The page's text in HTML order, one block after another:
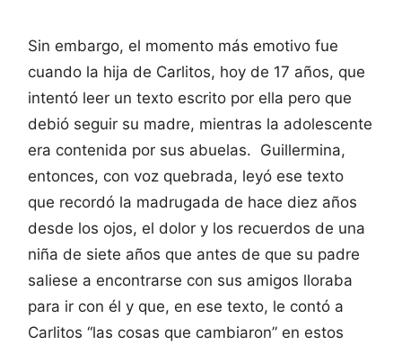
Sin embargo, el momento más emotivo fue
cuando la hija de Carlitos, hoy de 17 años, que
intentó leer un texto escrito por ella pero que
debió seguir su madre, mientras la adolescente
era contenida por sus abuelas. Guillermina,
entonces, con voz quebrada, leyó ese texto
que recordó la madrugada de hace diez años
desde los ojos, el dolor y los recuerdos de una
niña de siete años que antes de que su padre
saliese a encontrarse con sus amigos lloraba
para ir con él y que, en ese texto, le contó a
Carlitos “las cosas que cambiaron” en estos